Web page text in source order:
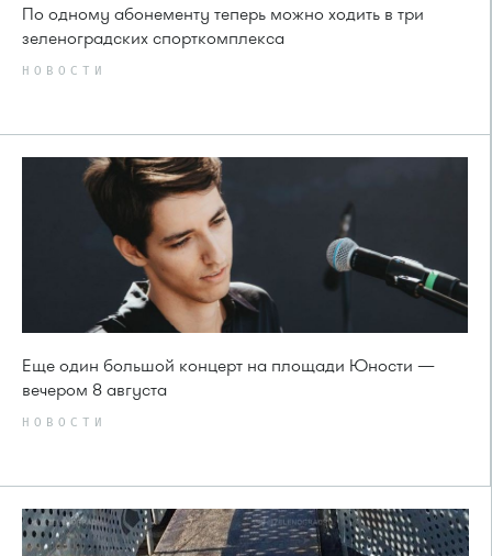
По одному абонементу теперь можно ходить в три
зеленоградских спорткомплекса
НОВОСТИ
Еще один большой концерт на площади Юности —
вечером 8 августа
НОВОСТИ